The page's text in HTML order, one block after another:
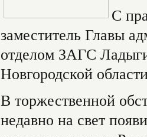
С
заместитель Главы
отделом ЗАГС
Новгородской
В торжественной
недавно на свет